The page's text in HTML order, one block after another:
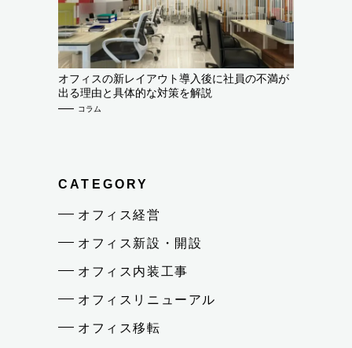
オフィスの新レイアウト導入後に社員の不満が
出る理由と具体的な対策を解説
コラム
CATEGORY
オフィス経営
オフィス新設・開設
オフィス内装工事
オフィスリニューアル
オフィス移転